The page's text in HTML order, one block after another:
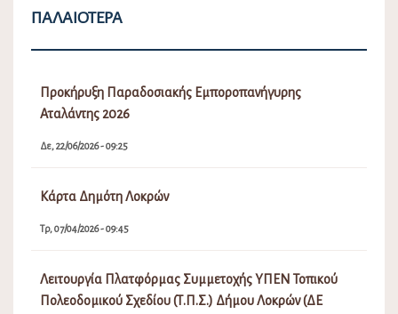
ΠΑΛΑΙΌΤΕΡΑ
Προκήρυξη Παραδοσιακής Εμποροπανήγυρης
Αταλάντης 2026
Δε, 22/06/2026 - 09:25
Κάρτα Δημότη Λοκρών
Τρ, 07/04/2026 - 09:45
Λειτουργία Πλατφόρμας Συμμετοχής ΥΠΕΝ Τοπικού
Πολεοδομικού Σχεδίου (Τ.Π.Σ.) Δήμου Λοκρών (ΔΕ